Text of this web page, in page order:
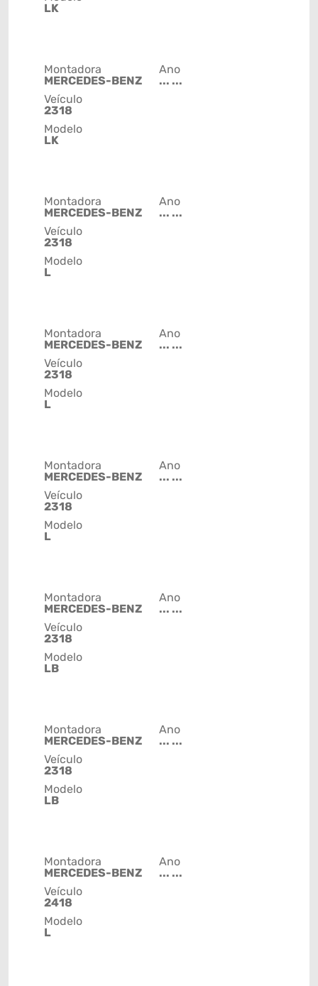
LK
Montadora
MERCEDES-BENZ
Veículo
2318
Modelo
LK
Ano
... ...
Montadora
MERCEDES-BENZ
Veículo
2318
Modelo
L
Ano
... ...
Montadora
MERCEDES-BENZ
Veículo
2318
Modelo
L
Ano
... ...
Montadora
MERCEDES-BENZ
Veículo
2318
Modelo
L
Ano
... ...
Montadora
MERCEDES-BENZ
Veículo
2318
Modelo
LB
Ano
... ...
Montadora
MERCEDES-BENZ
Veículo
2318
Modelo
LB
Ano
... ...
Montadora
MERCEDES-BENZ
Veículo
2418
Modelo
L
Ano
... ...